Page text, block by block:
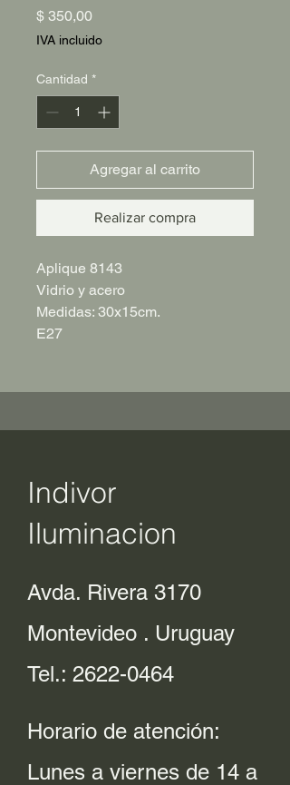
$ 350,00Precio
IVA incluido
Cantidad *
Agregar al carrito
Realizar compra
Aplique 8143
Vidrio y acero
Medidas: 30x15cm.
E27
Indivor
Iluminacion
Avda. Rivera 3170
Montevideo . Uruguay
Tel.: 2622-0464
Horario de atención:
Lunes a viernes de 14 a